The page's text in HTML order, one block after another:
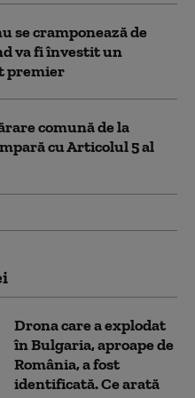
se cramponează de
va fi învestit un
premier
comună de la
cu Articolul 5 al
Drona care a explodat
în Bulgaria, aproape de
România, a fost
identificată. Ce arată